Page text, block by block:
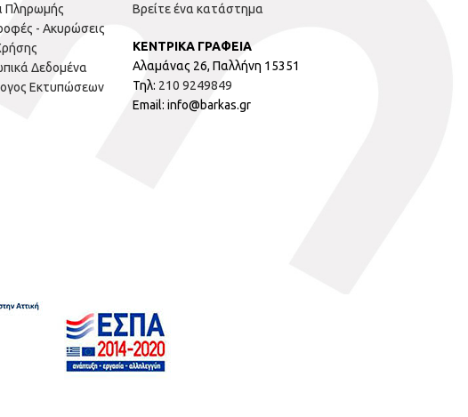
Πληρωμής
- Ακυρώσεις
Δεδομένα
Εκτυπώσεων
Βρείτε ένα κατάστημα
ΚΕΝΤΡΙΚΑ ΓΡΑΦΕΙΑ
Αλαμάνας 26, Παλλήνη 15351
Τηλ: 210 9249849
Email: info@barkas.gr